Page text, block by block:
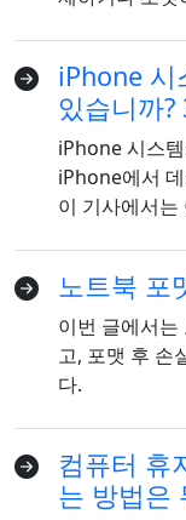
iPhone 시
있습니까
iPhone 시스
iPhone에서
이 기사에서는
노트북 포
이번 글에서
고, 포맷 후 손
다.
컴퓨터 휴
는 방법은
English
Deutsche
Norsk
русский
Bahasa